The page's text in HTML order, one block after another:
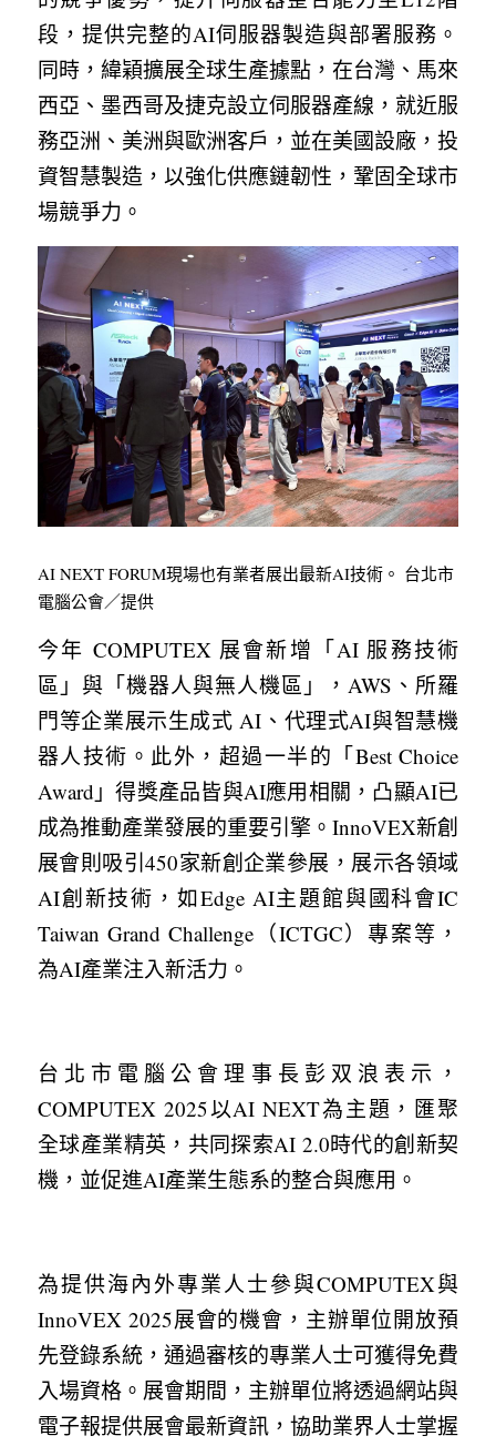
段，提供完整的AI伺服器製造與部署服務。
同時，緯穎擴展全球生產據點，在台灣、馬來
西亞、墨西哥及捷克設立伺服器產線，就近服
務亞洲、美洲與歐洲客戶，並在美國設廠，投
資智慧製造，以強化供應鏈韌性，鞏固全球市
場競爭力。
AI NEXT FORUM現場也有業者展出最新AI技術。 台北市
電腦公會／提供
今年 COMPUTEX 展會新增「AI 服務技術
區」與「機器人與無人機區」，AWS、所羅
門等企業展示生成式 AI、代理式AI與智慧機
器人技術。此外，超過一半的「Best Choice
Award」得獎產品皆與AI應用相關，凸顯AI已
成為推動產業發展的重要引擎。InnoVEX新創
展會則吸引450家新創企業參展，展示各領域
AI創新技術，如Edge AI主題館與國科會IC
Taiwan Grand Challenge（ICTGC）專案等，
為AI產業注入新活力。
台北市電腦公會理事長彭双浪表示，
COMPUTEX 2025以AI NEXT為主題，匯聚
全球產業精英，共同探索AI 2.0時代的創新契
機，並促進AI產業生態系的整合與應用。
為提供海內外專業人士參與COMPUTEX與
InnoVEX 2025展會的機會，主辦單位開放預
先登錄系統，通過審核的專業人士可獲得免費
入場資格。展會期間，主辦單位將透過網站與
電子報提供展會最新資訊，協助業界人士掌握